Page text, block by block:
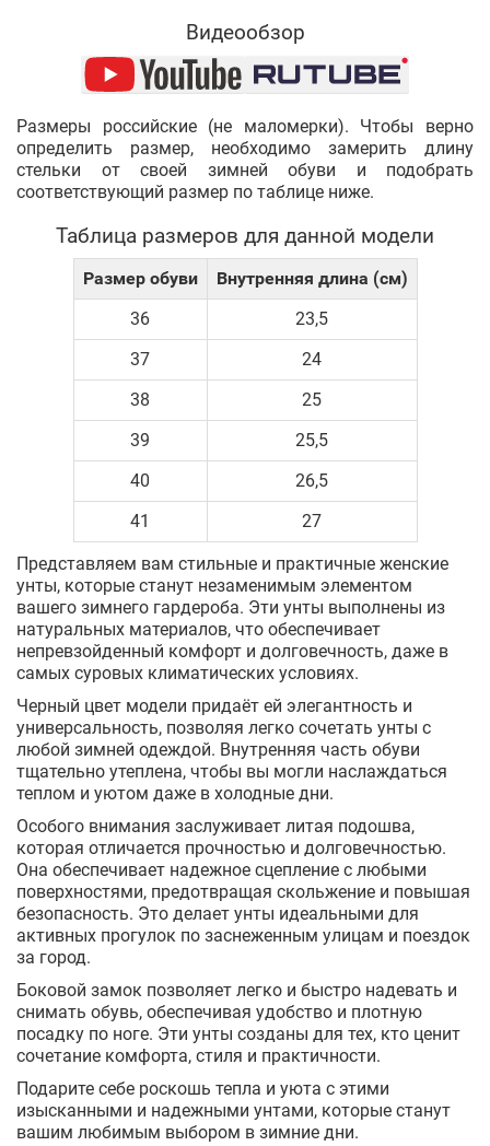
Видеообзор
Размеры российские (не маломерки). Чтобы верно
определить размер, необходимо замерить длину
стельки от своей зимней обуви и подобрать
соответствующий размер по таблице ниже.
Таблица размеров для данной модели
Размер обуви
Внутренняя длина (см)
36
23,5
37
24
38
25
39
25,5
40
26,5
41
27
Представляем вам стильные и практичные женские
унты, которые станут незаменимым элементом
вашего зимнего гардероба. Эти унты выполнены из
натуральных материалов, что обеспечивает
непревзойденный комфорт и долговечность, даже в
самых суровых климатических условиях.
Черный цвет модели придаёт ей элегантность и
универсальность, позволяя легко сочетать унты с
любой зимней одеждой. Внутренняя часть обуви
тщательно утеплена, чтобы вы могли наслаждаться
теплом и уютом даже в холодные дни.
Особого внимания заслуживает литая подошва,
которая отличается прочностью и долговечностью.
Она обеспечивает надежное сцепление с любыми
поверхностями, предотвращая скольжение и повышая
безопасность. Это делает унты идеальными для
активных прогулок по заснеженным улицам и поездок
за город.
Боковой замок позволяет легко и быстро надевать и
снимать обувь, обеспечивая удобство и плотную
посадку по ноге. Эти унты созданы для тех, кто ценит
сочетание комфорта, стиля и практичности.
Подарите себе роскошь тепла и уюта с этими
изысканными и надежными унтами, которые станут
вашим любимым выбором в зимние дни.